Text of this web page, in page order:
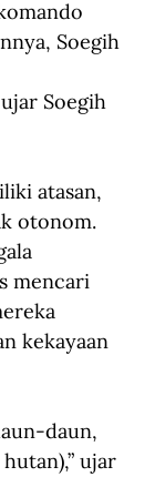
Soegih
Soegih
atasan,
otonom.
mencari
kekayaan
daun,
ujar